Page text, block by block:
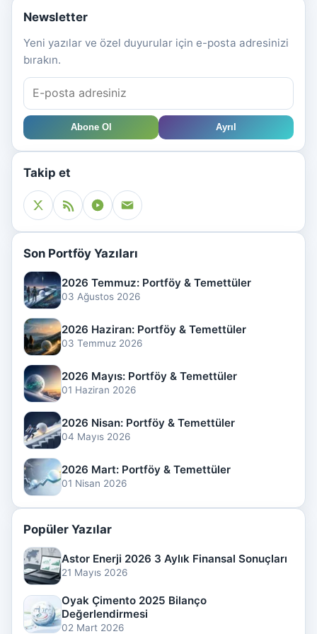
Newsletter
Yeni yazılar ve özel duyurular için e-posta adresinizi
bırakın.
Abone Ol Ayrıl
Takip et
Son Portföy Yazıları
2026 Temmuz: Portföy & Temettüler
03 Ağustos 2026
2026 Haziran: Portföy & Temettüler
03 Temmuz 2026
2026 Mayıs: Portföy & Temettüler
01 Haziran 2026
2026 Nisan: Portföy & Temettüler
04 Mayıs 2026
2026 Mart: Portföy & Temettüler
01 Nisan 2026
Popüler Yazılar
Astor Enerji 2026 3 Aylık Finansal Sonuçları
21 Mayıs 2026
Oyak Çimento 2025 Bilanço
Değerlendirmesi
02 Mart 2026